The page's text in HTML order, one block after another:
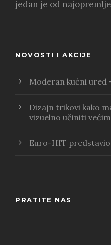
jedan je od
NOVOSTI I AKCIJE
Moderan kućni ured
Dizajn trikovi kako
vizuelno učiniti većim
Euro-HIT predstavio
PRATITE NAS